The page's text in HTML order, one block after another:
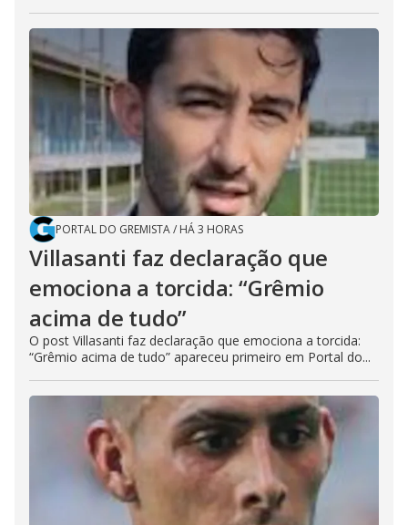
PORTAL DO GREMISTA/ HÁ 3 HORAS
Villasanti faz declaração que
emociona a torcida: “Grêmio
acima de tudo”
O post Villasanti faz declaração que emociona a torcida:
“Grêmio acima de tudo” apareceu primeiro em Portal do...